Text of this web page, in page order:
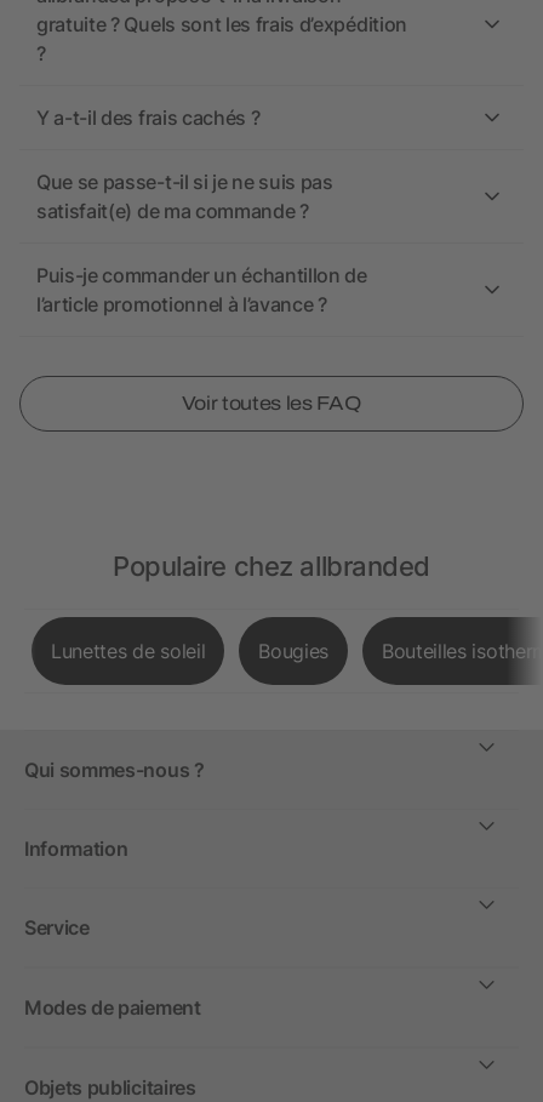
gratuite ? Quels sont les frais d’expédition
?
Y a-t-il des frais cachés ?
Que se passe-t-il si je ne suis pas
satisfait(e) de ma commande ?
Puis-je commander un échantillon de
l’article promotionnel à l’avance ?
Voir toutes les FAQ
Populaire chez allbranded
Lunettes de soleil Bougies Bouteilles
Qui sommes-nous ?
Information
Service
Modes de paiement
Objets publicitaires